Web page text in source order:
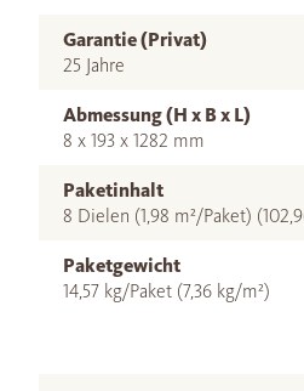
Garantie (Privat)
25 Jahre
Abmessung (H x B x L)
8 x 193 x 1282 mm
Paketinhalt
8 Dielen (1,98 m²/Paket)
Paketgewicht
14,57 kg/Paket (7,36 kg/m²)